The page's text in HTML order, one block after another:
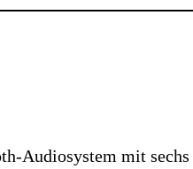
Audiosystem mit sechs